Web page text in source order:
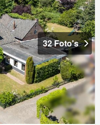
32 Foto's